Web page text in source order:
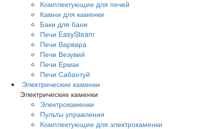
Комплектующие для печей
Камни для каменки
Баки для бани
Печи EasySteam
Печи Варвара
Печи Везувий
Печи Ермак
Печи Сабантуй
Электрические каменки
Электрические каменки
Электрокаменки
Пульты управления
Комплектующие для электрокаменки